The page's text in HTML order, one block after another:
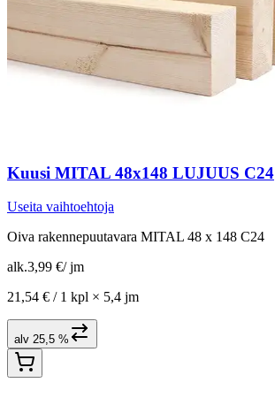
Kuusi MITAL 48x148 LUJUUS C24
Useita vaihtoehtoja
Oiva rakennepuutavara MITAL 48 x 148 C24
alk.3,99 €/ jm
21,54 € / 1 kpl × 5,4 jm
alv 25,5 %